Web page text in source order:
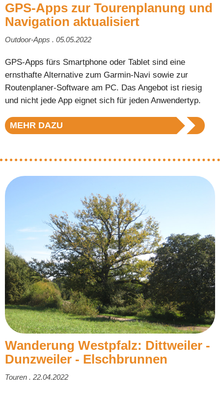
GPS-Apps zur Tourenplanung und
Navigation aktualisiert
Outdoor-Apps . 05.05.2022
GPS-Apps fürs Smartphone oder Tablet sind eine
ernsthafte Alternative zum Garmin-Navi sowie zur
Routenplaner-Software am PC. Das Angebot ist riesig
und nicht jede App eignet sich für jeden Anwendertyp.
MEHR DAZU
Wanderung Westpfalz: Dittweiler -
Dunzweiler - Elschbrunnen
Touren . 22.04.2022